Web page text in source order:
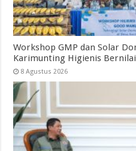
Workshop GMP dan Solar
Karimunting Higienis
8 Agustus 2026